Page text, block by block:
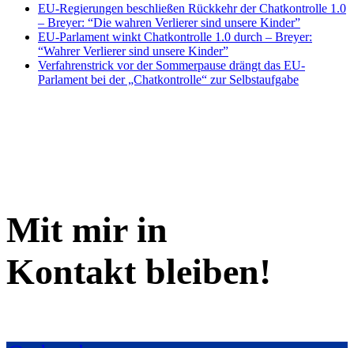
EU-Regierungen beschließen Rückkehr der Chatkontrolle 1.0
– Breyer: “Die wahren Verlierer sind unsere Kinder”
EU-Parlament winkt Chatkontrolle 1.0 durch – Breyer:
“Wahrer Verlierer sind unsere Kinder”
Verfahrenstrick vor der Sommerpause drängt das EU-
Parlament bei der „Chatkontrolle“ zur Selbstaufgabe
Mit mir in
Kontakt bleiben!